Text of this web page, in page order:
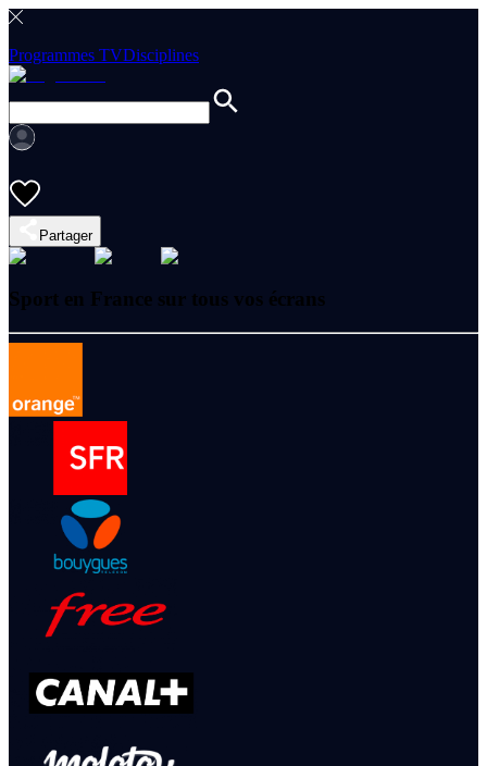
Programmes TVDisciplines
Partager
Sport en France sur tous vos écrans